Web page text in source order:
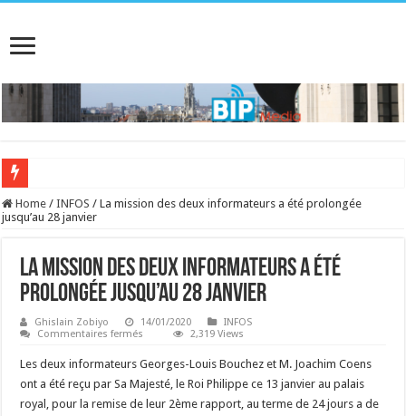
Home / INFOS / La mission des deux informateurs a été prolongée
jusqu’au 28 janvier
La mission des deux informateurs a été
prolongée jusqu’au 28 janvier
Ghislain Zobiyo 14/01/2020
INFOS
Commentaires fermés
des
deux
informateurs
a
2,319 Views
Les deux informateurs Georges-Louis Bouchez et M. Joachim Coens
ont a été reçu par Sa Majesté, le Roi Philippe ce 13 janvier au palais
royal, pour la remise de leur 2ème rapport, au terme de 24 jours a de